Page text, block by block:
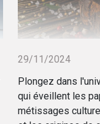
29/11/2024
Plongez dans
qui éveillent les
métissages